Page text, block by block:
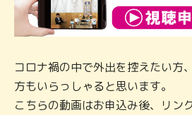
コロナ禍の中で外出を控えたい方
方もいらっしゃると思います。
こちらの動画はお申込み後、リン